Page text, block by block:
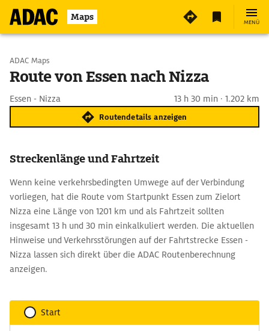
Maps MENÜ
Start wählen
ADAC Maps
Route von Essen nach Nizza
Essen - Nizza 13 h 30 min · 1.202 km
Routendetails anzeigen
Streckenlänge und Fahrtzeit
Wenn keine verkehrsbedingten Umwege auf der Verbindung
vorliegen, hat die Route vom Startpunkt Essen zum Zielort
Nizza eine Länge von 1201 km und als Fahrtzeit sollten
insgesamt 13 h und 30 min einkalkuliert werden. Die aktuellen
Hinweise und Verkehrsstörungen auf der Fahrtstrecke Essen -
Nizza lassen sich direkt über die ADAC Routenberechnung
anzeigen.
Start